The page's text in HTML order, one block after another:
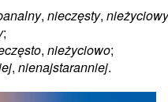
, nieczęsty, nieżyciowy
;
, nieżyciowo;
, nienajstaranniej.